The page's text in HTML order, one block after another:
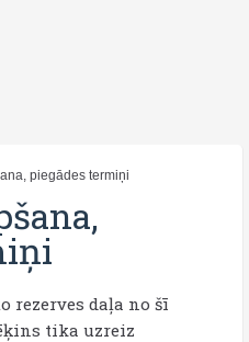
piegādes termiņi
rezerves daļa no šī
tika uzreiz